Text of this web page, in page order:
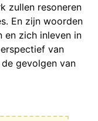
zullen resoneren
En zijn woorden
en zich inleven in
van
gevolgen van